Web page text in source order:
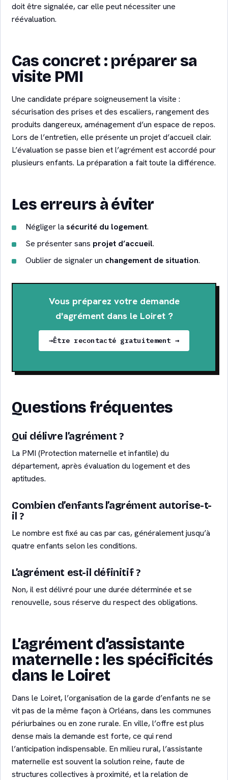
doit être signalée, car elle peut nécessiter une
réévaluation.
Cas concret : préparer sa
visite PMI
Une candidate prépare soigneusement la visite :
sécurisation des prises et des escaliers, rangement des
produits dangereux, aménagement d’un espace de repos.
Lors de l’entretien, elle présente un projet d’accueil clair.
L’évaluation se passe bien et l’agrément est accordé pour
plusieurs enfants. La préparation a fait toute la différence.
Les erreurs à éviter
Négliger lasécurité du logement.
Se présenter sans projet d’accueil.
Oublier de signaler un changement de situation.
Vous préparez votre demande
d'agrément dans le Loiret ?
Être recontacté gratuitement →
Questions fréquentes
Qui délivre l’agrément ?
La PMI (Protection maternelle et infantile) du
département, après évaluation du logement et des
aptitudes.
Combien d’enfants l’agrément autorise-t-
il ?
Le nombre est fixé au cas par cas, généralement jusqu’à
quatre enfants selon les conditions.
L’agrément est-il définitif ?
Non, il est délivré pour une durée déterminée et se
renouvelle, sous réserve du respect des obligations.
L’agrément d’assistante
maternelle : les spécificités
dans le Loiret
Dans le Loiret, l’organisation de la garde d’enfants ne se
vit pas de la même façon à Orléans, dans les communes
périurbaines ou en zone rurale. En ville, l’offre est plus
dense mais la demande est forte, ce qui rend
l’anticipation indispensable. En milieu rural, l’assistante
maternelle est souvent la solution reine, faute de
structures collectives à proximité, et la relation de